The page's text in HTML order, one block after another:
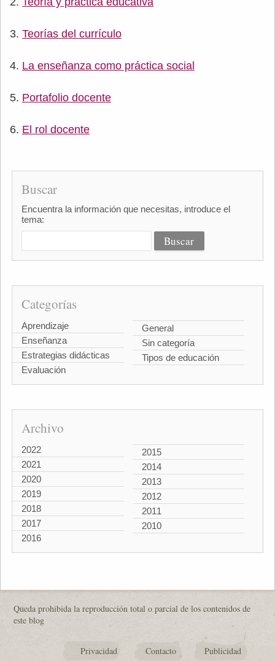
Teorías del currículo
La enseñanza como práctica social
Portafolio docente
El rol docente
Buscar
Encuentra la información que necesitas, introduce el
tema:
Categorías
Aprendizaje
Enseñanza
Estrategias didácticas
Evaluación
General
Sin categoría
Tipos de educación
Archivo
2022
2021
2020
2019
2018
2017
2016
2015
2014
2013
2012
2011
2010
Queda prohibida la reproducción total o parcial de los contenidos de
este blog
Privacidad Contacto Publicidad